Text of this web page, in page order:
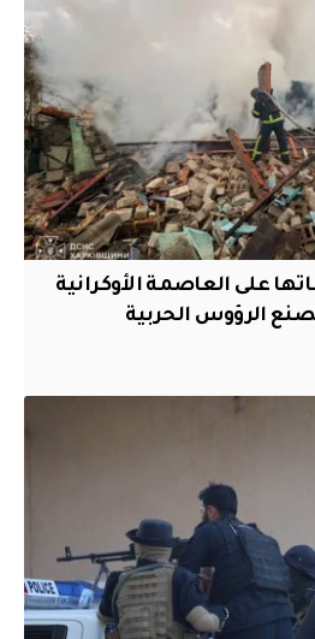
على العاصمة الأوكرانية
الرؤوس الحربية